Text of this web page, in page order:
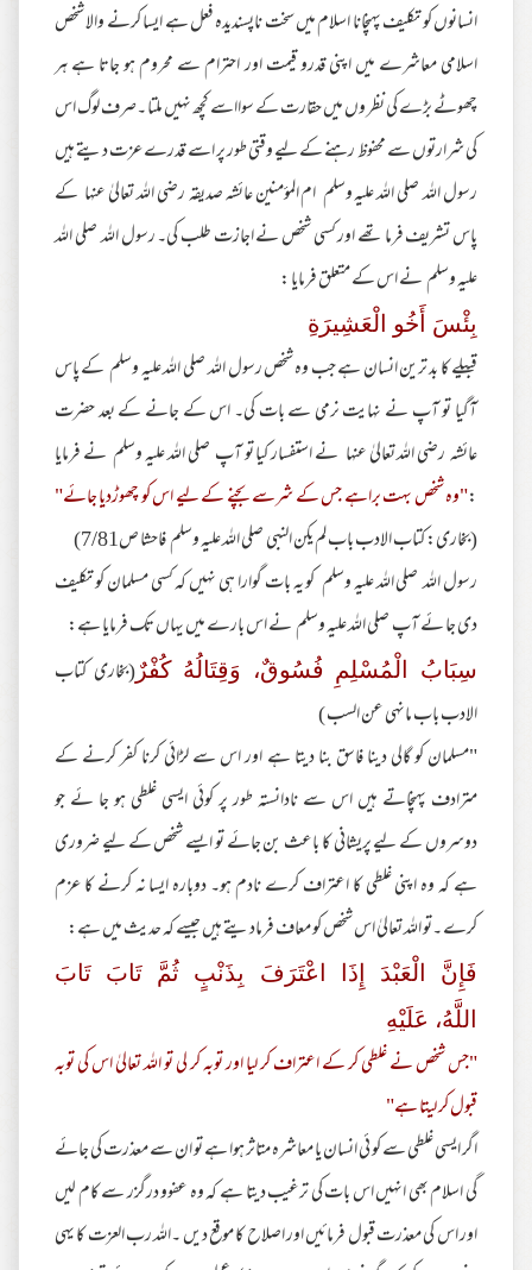
انسانوں کو تکلیف پہنچانا اسلام میں سخت ناپسندیدہ فعل ہے ایسا کرنے والا شخص
اسلامی معاشرے میں اپنی قدرو قیمت اور احترام سے محروم ہو جاتا ہے ہر
چھوٹے بڑے کی نظر وں میں حقارت کے سوااسے کچھ نہیں ملتا ۔صرف لوگ اس
کی شرارتوں سے محفوظ رہنے کے لیے وقتی طور پر اسے قدرے عزت دیتے ہیں
رسول اللہ صلی اللہ علیہ وسلم ام المؤمنین عائشہ صدیقہ رضی اللہ تعالیٰ عنہا کے
پاس تشریف فرما تھے اور کسی شخص نے اجازت طلب کی۔ رسول اللہ صلی اللہ
علیہ وسلم نے اس کے متعلق فرمایا :
بِئْسَ أَخُو الْعَشِيرَةِ
قبیلے کا بد ترین انسان ہے جب وہ شخص رسول اللہ صلی اللہ علیہ وسلم کے پاس
آگیا تو آپ نے نہایت نرمی سے بات کی۔ اس کے جانے کے بعد حضرت
عائشہ رضی اللہ تعالیٰ عنہا نے استفسار کیا تو آپ صلی اللہ علیہ وسلم نے فرمایا
:"وہ شخص بہت براہے جس کے شرسے بچنے کے لیے اس کو چھوڑدیا جائے"
(بخاری: کتاب الادب باب لم یکن النبی صلی اللہ علیہ وسلم فاحشا ص7/81)
رسول اللہ صلی اللہ علیہ وسلم کو یہ بات گوارا ہی نہیں کہ کسی مسلمان کو تکلیف
دی جا ئے آپ صلی اللہ علیہ وسلم نے اس بارے میں یہاں تک فرمایا ہے:
سِبَابُ الْمُسْلِمِ فُسُوقٌ، وَقِتَالُهُ كُفْرٌ(بخاری کتاب
الادب باب مانہی عن السب )
"مسلمان کو گالی دینا فاسق بنا دیتا ہے اور اس سے لڑائی کرنا کفر کرنے کے
مترادف پہنچاتے ہیں اس سے نادانستہ طور پر کوئی ایسی غلطی ہو جا ئے جو
دوسروں کے لیے پریشانی کا باعث بن جائے تو ایسے شخص کے لیے ضروری
ہے کہ وہ اپنی غلطی کا اعتراف کرے نادم ہو۔ دوبارہ ایسا نہ کرنے کا عزم
کرے ۔تو اللہ تعالیٰ اس شخص کو معاف فرمادیتے ہیں جیسے کہ حدیث میں ہے:
فَإِنَّ الْعَبْدَ إِذَا اعْتَرَفَ بِذَنْبٍ ثُمَّ تَابَ تَابَ
اللَّهُ، عَلَيْهِ
"جس شخص نے غلطی کر کے اعتراف کر لیا اور توبہ کر لی تو اللہ تعالیٰ اس کی توبہ
قبول کر لیتا ہے"
اگر ایسی غلطی سے کو ئی انسان یا معاشرہ متاثر ہوا ہے تو ان سے معذرت کی جائے
گی اسلام بھی انہیں اس بات کی ترغیب دیتا ہے کہ وہ عفوو درگزر سے کام لیں
اور اس کی معذرت قبول فرمائیں اور اصلاح کا موقع دیں ۔اللہ رب العزت کا یہی